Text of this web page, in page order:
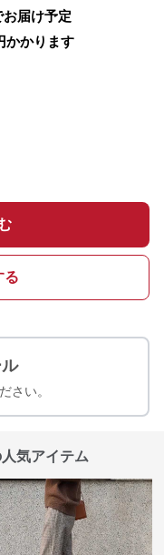
届け予定
かかります
る
さい。
気アイテム